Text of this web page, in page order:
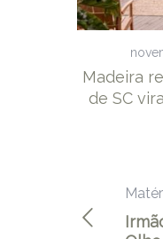
Madeira
de SC